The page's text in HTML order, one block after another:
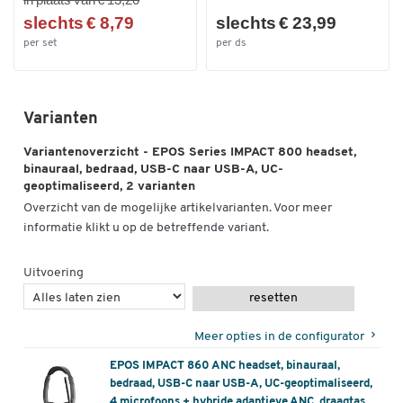
beschermen tegen akoestische schokken door plotselinge
volumepieken te voorkomen
filteren storende omgevingsgeluiden
aan dat de gebruiker in gesprek is en niet gestoord wil
worden
gewatteerde hoofdband voor maximaal draagcomfort
Optioneel met 3 of 4 adaptieve en digitale beamforming
IMPACT 860 variant met 3 microfoons
IMPACT 860 ANC-variant met 4 microfoons en hybride,
hybride, adaptieve ANC betekent dat de geïntegreerde
geluidsniveau van de omgeving en alleen zoveel ANC
gebruikt als op een bepaald moment nodig is.
slechts € 8,79
per set
slechts € 23,99
per ds
Varianten
Variantenoverzicht - EPOS Series IMPACT 800 headset,
binauraal, bedraad, USB-C naar USB-A, UC-
geoptimaliseerd, 2 varianten
Overzicht van de mogelijke artikelvarianten. Voor meer
informatie klikt u op de betreffende variant.
Uitvoering
resetten
Meer opties in de configurator
EPOS IMPACT 860 ANC headset, binauraal,
bedraad, USB-C naar USB-A, UC-geoptimaliseerd,